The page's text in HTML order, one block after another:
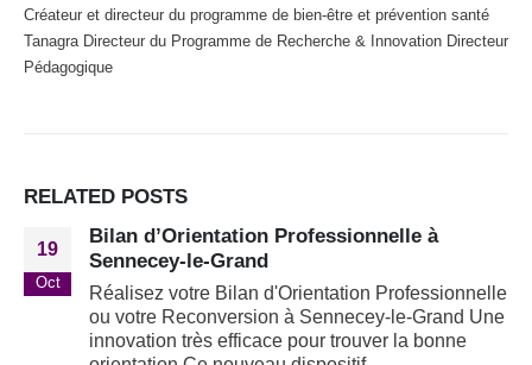
Créateur et directeur du programme de bien-être et prévention santé
Tanagra Directeur du Programme de Recherche & Innovation Directeur
Pédagogique
RELATED POSTS
19
Oct
Bilan d’Orientation Professionnelle à
Sennecey-le-Grand
Réalisez votre Bilan d'Orientation Professionnelle
ou votre Reconversion à Sennecey-le-Grand Une
innovation très efficace pour trouver la bonne